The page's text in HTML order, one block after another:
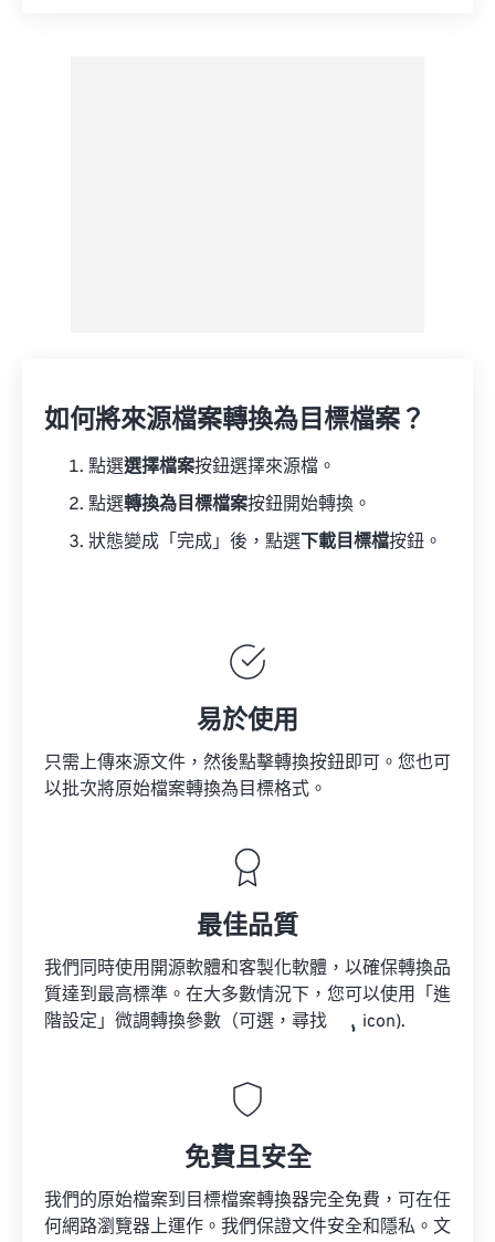
如何將來源檔案轉換為目標檔案？
點選選擇檔案按鈕選擇來源檔。
點選轉換為目標檔案按鈕開始轉換。
狀態變成「完成」後，點選 下載目標檔按鈕。
易於使用
只需上傳來源文件，然後點擊轉換按鈕即可。您也可
以批次將原始檔案轉換為目標格式。
最佳品質
我們同時使用開源軟體和客製化軟體，以確保轉換品
質達到最高標準。在大多數情況下，您可以使用「進
階設定」微調轉換參數（可選，尋找
icon).
免費且安全
我們的原始檔案到目標檔案轉換器完全免費，可在任
何網路瀏覽器上運作。我們保證文件安全和隱私。文